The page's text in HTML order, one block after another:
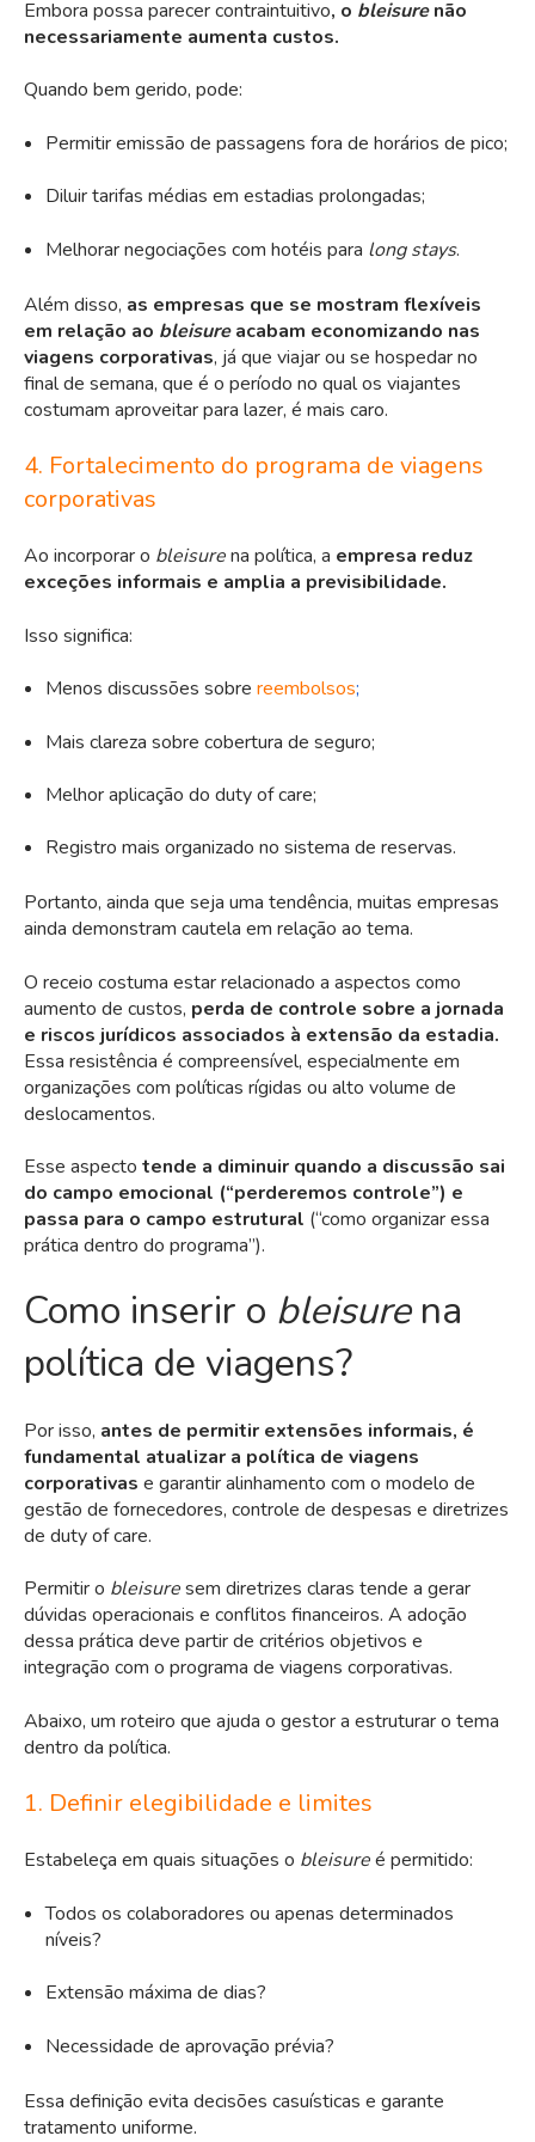
Embora possa parecer contraintuitivo, o bleisurenão
necessariamente aumenta custos.
Quando bem gerido, pode:
Permitir emissão de passagens fora de horários de pico;
Diluir tarifas médias em estadias prolongadas;
Melhorar negociações com hotéis para long stays.
Além disso, as empresas que se mostram flexíveis
em relação ao bleisureacabam economizando nas
viagens corporativas, já que viajar ou se hospedar no
final de semana, que é o período no qual os viajantes
costumam aproveitar para lazer, é mais caro.
4. Fortalecimento do programa de viagens
corporativas
Ao incorporar o bleisurena política, a empresa reduz
exceções informais e amplia a previsibilidade.
Isso significa:
Menos discussões sobre reembolsos;
Mais clareza sobre cobertura de seguro;
Melhor aplicação do duty of care;
Registro mais organizado no sistema de reservas.
Portanto, ainda que seja uma tendência, muitas empresas
ainda demonstram cautela em relação ao tema.
O receio costuma estar relacionado a aspectos como
aumento de custos, perda de controle sobre a jornada
e riscos jurídicos associados à extensão da estadia.
Essa resistência é compreensível, especialmente em
organizações com políticas rígidas ou alto volume de
deslocamentos.
Esse aspecto tende a diminuir quando a discussão sai
do campo emocional (“perderemos controle”) e
passa para o campo estrutural (“como organizar essa
prática dentro do programa”).
Como inserir o bleisure na
política de viagens?
Por isso, antes de permitir extensões informais, é
fundamental atualizar a política de viagens
corporativas e garantir alinhamento com o modelo de
gestão de fornecedores, controle de despesas e diretrizes
de duty of care.
Permitir o bleisuresem diretrizes claras tende a gerar
dúvidas operacionais e conflitos financeiros. A adoção
dessa prática deve partir de critérios objetivos e
integração com o programa de viagens corporativas.
Abaixo, um roteiro que ajuda o gestor a estruturar o tema
dentro da política.
1. Definir elegibilidade e limites
Estabeleça em quais situações o bleisureé permitido:
Todos os colaboradores ou apenas determinados
níveis?
Extensão máxima de dias?
Necessidade de aprovação prévia?
Essa definição evita decisões casuísticas e garante
tratamento uniforme.